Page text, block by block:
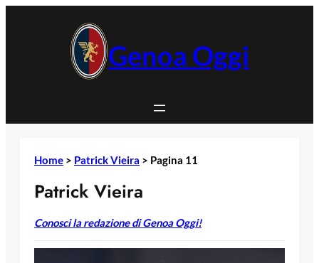
Genoa Oggi
Home > Patrick Vieira > Pagina 11
Patrick Vieira
Conosci la redazione di Genoa Oggi!